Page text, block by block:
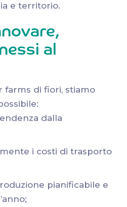
e territorio.
al
farms di fiori, stiamo
dalla
i costi di trasporto
pianificabile e